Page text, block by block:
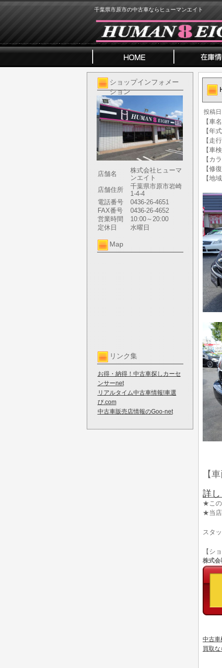
千葉県市原市の中古車ならヒューマンエイト
ショップインフォメー
ション
店舗名
株式会社ヒューマ
ンエイト
店舗住所
千葉県市原市岩崎
1-4-4
電話番号
0436-26-4651
FAX番号
0436-26-4652
営業時間
10:00～20:00
定休日
水曜日
Map
リンク集
お得・納得！中古車探しカーセ
ンサーnet
リアルタイム中古車情報!車選
び.com
中古車販売店情報のGoo-net
投稿日
【車
【年
【走
【車
【カ
【修
【地
【
詳
★この
★当店
スタ
【シ
株式
中古車
買取